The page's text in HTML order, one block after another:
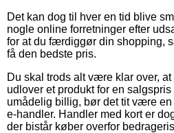
Det kan dog til hver en tid blive
nogle online forretninger efter
for at du færdiggør din shopping,
få den bedste pris.
Du skal trods alt være klar over,
udlover et produkt for en
umådelig billig, bør det tit være
e-handler. Handler med kort er
der bistår køber overfor